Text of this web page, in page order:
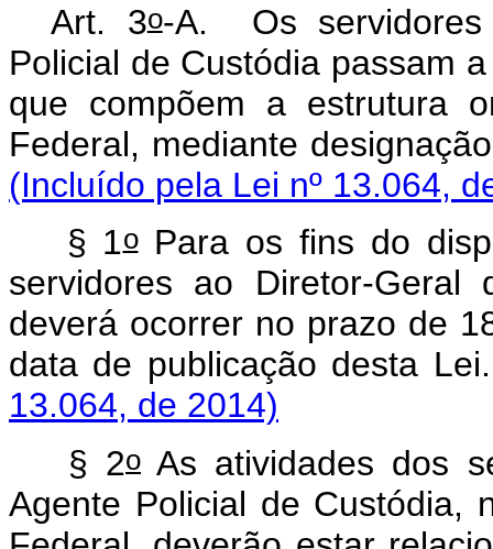
Art. 3o-A. Os servidores
Policial de Custódia passam
que compõem a estrutura
Federal, mediante
(Incluído pela Lei nº 13.064,
§ 1oPara os fins do
servidores ao Diretor-
deverá ocorrer no prazo de
data de
13.064, de 2014)
§ 2o As atividades dos
Agente Policial de Custódia,